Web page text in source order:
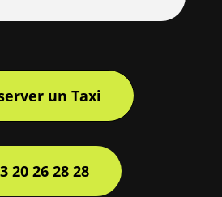
un Taxi
20 26 28 28